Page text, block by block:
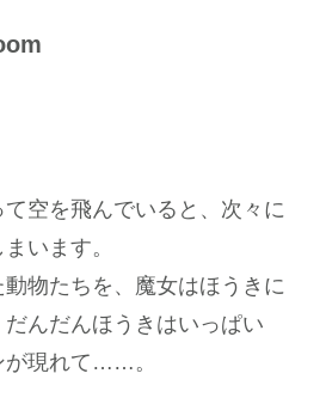
空を飛んでいると、次々に
います。
物たちを、魔女はほうきに
んだんほうきはいっぱい
が現れて……。